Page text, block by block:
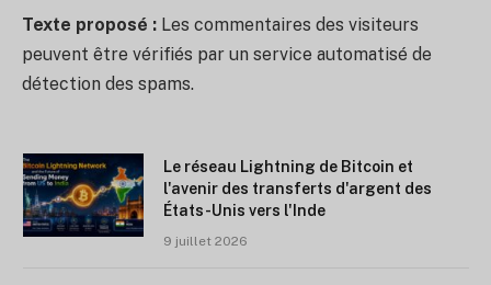
Texte proposé : Les commentaires des visiteurs
peuvent être vérifiés par un service automatisé de
détection des spams.
Le réseau Lightning de Bitcoin et
l'avenir des transferts d'argent des
États-Unis vers l'Inde
9 juillet 2026